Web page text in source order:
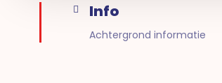
Info
Achtergrond informatie